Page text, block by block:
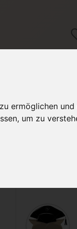
ermöglichen und
um zu